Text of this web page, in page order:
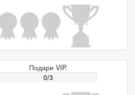
Подари VIP.
0/3